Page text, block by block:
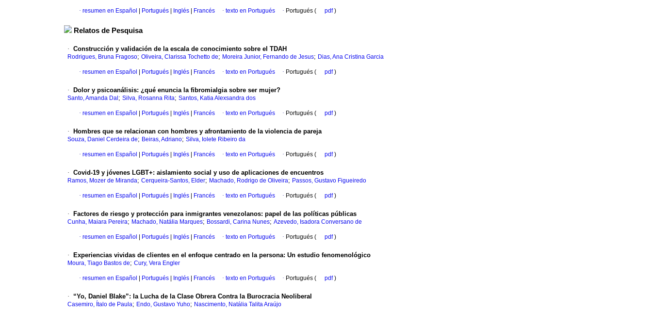
· resumen en Español Portugués Inglés Francés · texto en Portugués · Portugués ( pdf)
Relatos de Pesquisa
· Construcción y validación de la escala de conocimiento sobre el TDAH
Rodrigues, Bruna Fragoso; Oliveira, Clarissa Tochetto de; Moreira Junior, Fernando de Jesus; Dias, Ana Cristina Garcia
· resumen en Español Portugués Inglés Francés · texto en Portugués · Portugués ( pdf)
· Dolor y psicoanálisis: ¿qué enuncia la fibromialgia sobre ser mujer?
Santo, Amanda Dal ; Silva, Rosanna Rita; Santos, Katia Alexsandra dos
· resumen en Español Portugués Inglés Francés · texto en Portugués · Portugués ( pdf)
· Hombres que se relacionan con hombres y afrontamiento de la violencia de pareja
Souza, Daniel Cerdeira de; Beiras, Adriano; Silva, Iolete Ribeiro da
· resumen en Español Portugués Inglés Francés · texto en Portugués · Portugués ( pdf)
· Covid-19 y jóvenes LGBT+: aislamiento social y uso de aplicaciones de encuentros
Ramos, Mozer de Miranda; Cerqueira-Santos, Elder; Machado, Rodrigo de Oliveira; Passos, Gustavo Figueiredo
· resumen en Español Portugués Inglés Francés · texto en Portugués · Portugués ( pdf)
· Factores de riesgo y protección para inmigrantes venezolanos: papel de las políticas públicas
Cunha, Maiara Pereira; Machado, Natália Marques; Bossardi, Carina Nunes; Azevedo, Isadora Conversano de
· resumen en Español Portugués Inglés Francés · texto en Portugués · Portugués ( pdf)
· Experiencias vividas de clientes en el enfoque centrado en la persona: Un estudio fenomenológico
Moura, Tiago Bastos de; Cury, Vera Engler
· resumen en Español Portugués Inglés Francés · texto en Portugués · Portugués ( pdf)
· “Yo, Daniel Blake”: la Lucha de la Clase Obrera Contra la Burocracia Neoliberal
Casemiro, Ítalo de Paula; Endo, Gustavo Yuho; Nascimento, Natália Talita Araújo